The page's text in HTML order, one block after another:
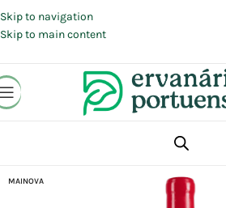
Skip to navigation
Skip to main content
Alimentação
MAINOVA